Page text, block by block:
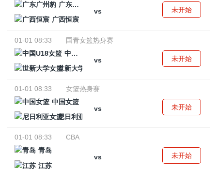
广东广州豹
vs
广西恒宸
未开始
01-01 08:33
国青女篮热身赛
中国U18女篮
vs
世新大学女篮
未开始
01-01 08:33
女篮热身赛
中国女篮
vs
尼日利亚女篮
未开始
01-01 08:33
CBA
青岛
vs
江苏
未开始